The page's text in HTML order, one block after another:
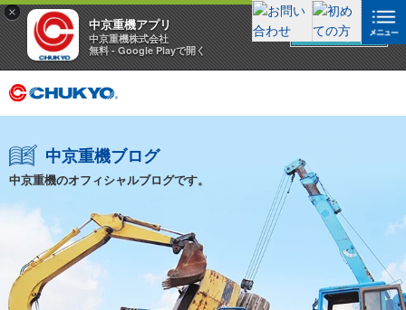
×
中京重機アプリ
中京重機株式会社
無料 - Google Playで開く
アプリを見る
中京重機ブログ
中京重機のオフィシャルブログです。